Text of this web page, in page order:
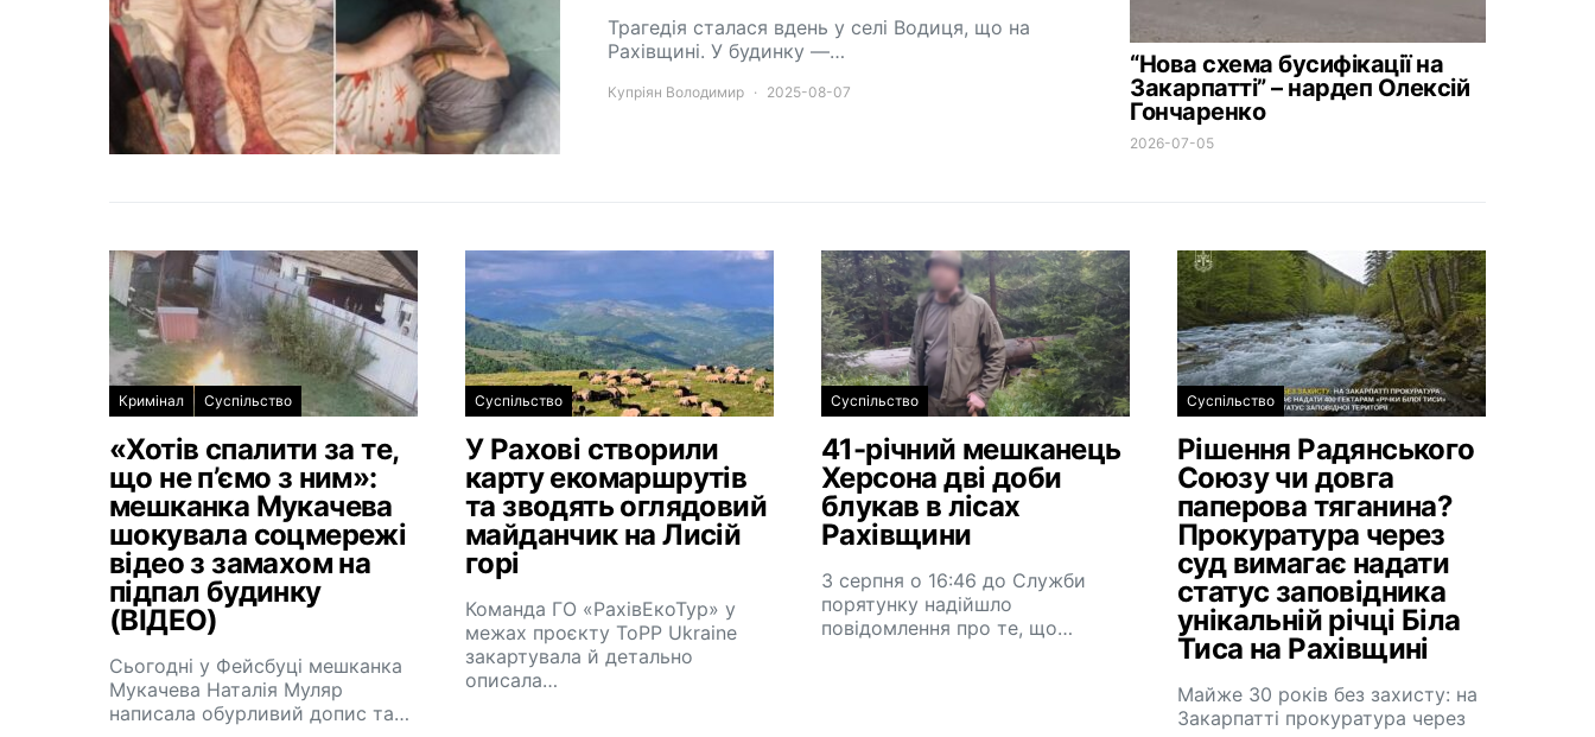
Трагедія сталася вдень у селі Водиця, що на
Рахівщині. У будинку —…
Купріян Володимир 2025-08-07
“Нова схема бусифікації на
Закарпатті” – нардеп Олексій
Гончаренко
2026-07-05
Кримінал Суспільство
«Хотів спалити за те,
що не п’ємо з ним»:
мешканка Мукачева
шокувала соцмережі
відео з замахом на
підпал будинку
(ВІДЕО)
Сьогодні у Фейсбуці мешканка
Мукачева Наталія Муляр
написала обурливий допис та…
Суспільство
У Рахові створили
карту екомаршрутів
та зводять оглядовий
майданчик на Лисій
горі
Команда ГО «РахівЕкоТур» у
межах проєкту ToPP Ukraine
закартувала й детально
описала…
Суспільство
41-річний мешканець
Херсона дві доби
блукав в лісах
Рахівщини
3 серпня о 16:46 до Служби
порятунку надійшло
повідомлення про те, що…
Суспільство
Рішення Радянського
Союзу чи довга
паперова тяганина?
Прокуратура через
суд вимагає надати
статус заповідника
унікальній річці Біла
Тиса на Рахівщині
Майже 30 років без захисту: на
Закарпатті прокуратура через